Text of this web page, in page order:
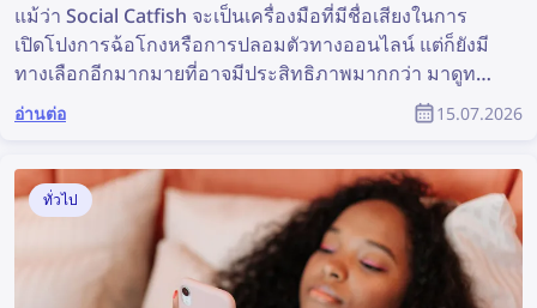
แม้ว่า Social Catfish จะเป็นเครื่องมือที่มีชื่อเสียงในการ
เปิดโปงการฉ้อโกงหรือการปลอมตัวทางออนไลน์ แต่ก็ยังมี
ทางเลือกอีกมากมายที่อาจมีประสิทธิภาพมากกว่า มาดูทาง
เลือกที่ดีที่สุดแทน Social Catfish สำหรับการค้นหาด้วย
ใบหน้าและการป้องกันการฉ้อโกงกัน
อ่านต่อ 15.07.2026
ทั่วไป